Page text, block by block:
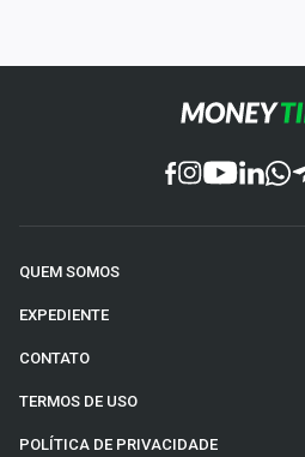
QUEM SOMOS
EXPEDIENTE
CONTATO
TERMOS DE USO
POLÍTICA DE PRIVACIDADE